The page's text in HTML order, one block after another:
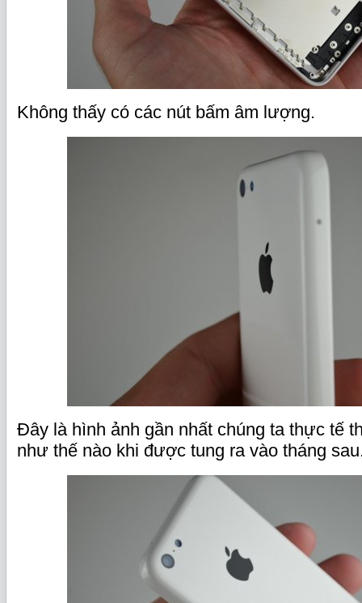
Không thấy có các nút bấm âm lượng.
Đây là hình ảnh gần nhất chúng ta thực tế
như thế nào khi được tung ra vào tháng